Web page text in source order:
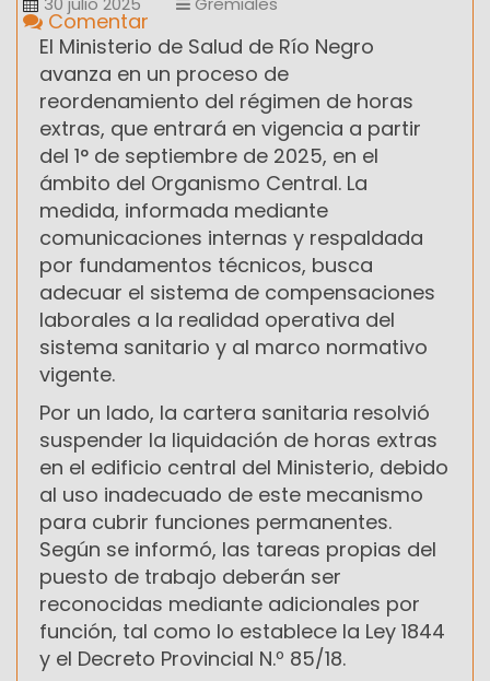
Comentar
El Ministerio de Salud de Río Negro
avanza en un proceso de
reordenamiento del régimen de horas
extras, que entrará en vigencia a partir
del 1° de septiembre de 2025, en el
ámbito del Organismo Central. La
medida, informada mediante
comunicaciones internas y respaldada
por fundamentos técnicos, busca
adecuar el sistema de compensaciones
laborales a la realidad operativa del
sistema sanitario y al marco normativo
vigente.
Por un lado, la cartera sanitaria resolvió
suspender la liquidación de horas extras
en el edificio central del Ministerio, debido
al uso inadecuado de este mecanismo
para cubrir funciones permanentes.
Según se informó, las tareas propias del
puesto de trabajo deberán ser
reconocidas mediante adicionales por
función, tal como lo establece la Ley 1844
y el Decreto Provincial N.º 85/18.